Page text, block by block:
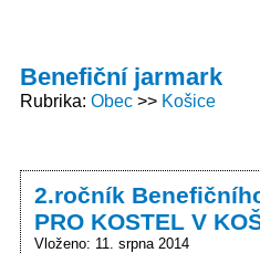
Benefiční jarmark
Rubrika Obec Košice
2.ročník
PRO KOSTEL V
Vloženo: 11. srpna 2014